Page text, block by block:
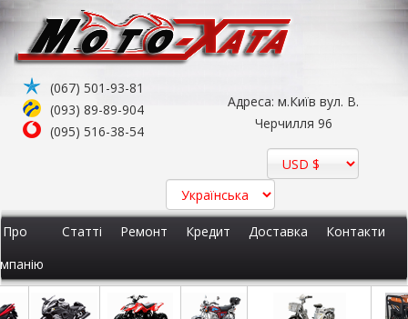
(067) 501-93-81
(093) 89-89-904
(095) 516-38-54
Адреса: м.Київ вул. В.
Черчилля 96
Про
Статті Ремонт Кредит Доставка Контакти
Квадроцикли Мопеди